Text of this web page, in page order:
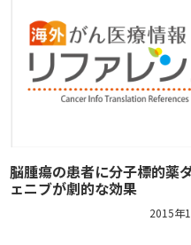
脳腫瘍の患者に分子標的薬
ェニブが劇的な効果
2015年